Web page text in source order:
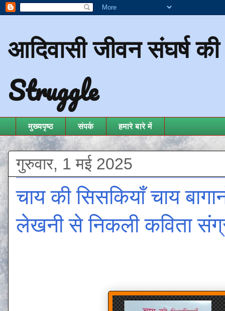
आदिवासी जीवन संघर्ष
Struggle
मुख्यपृष्ठ संपर्क हमारे बारे में
गुरुवार, 1 मई 2025
चाय की सिसकियाँ चाय
लेखनी से निकली कविता